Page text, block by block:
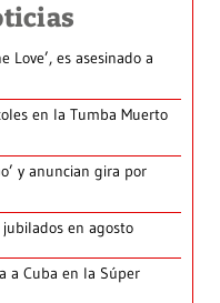
Love’, es asesinado a
en la Tumba Muerto
y anuncian gira por
en agosto
a Cuba en la Súper